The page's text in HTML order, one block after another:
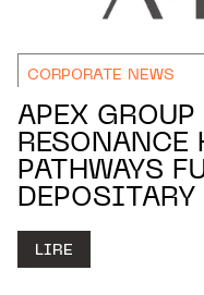
CORPORATE NEWS
APEX
RESONANCE
PATHWAYS
DEPOSITARY
LIRE